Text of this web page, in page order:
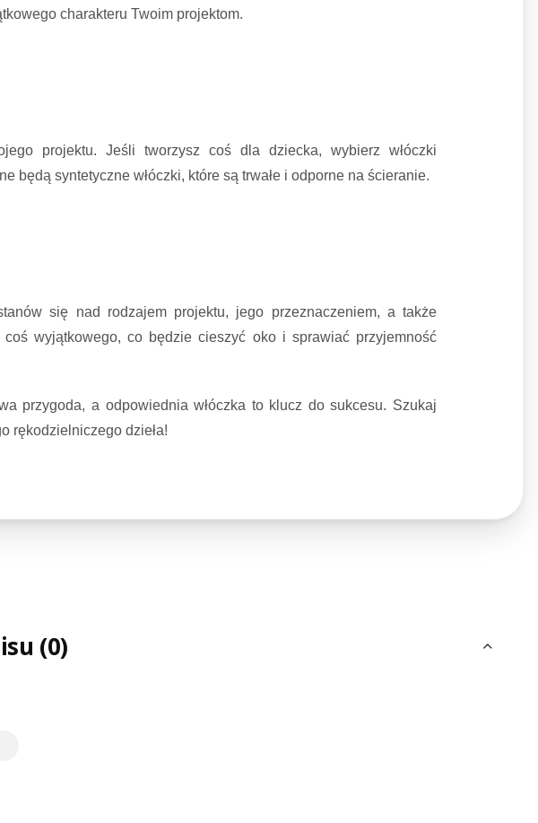
charakteru Twoim projektom.
projektu. Jeśli tworzysz coś dla dziecka, wybierz włóczki
będą syntetyczne włóczki, które są trwałe i odporne na ścieranie.
się nad rodzajem projektu, jego przeznaczeniem, a także
wyjątkowego, co będzie cieszyć oko i sprawiać przyjemność
przygoda, a odpowiednia włóczka to klucz do sukcesu. Szukaj
rękodzielniczego dzieła!
(0)